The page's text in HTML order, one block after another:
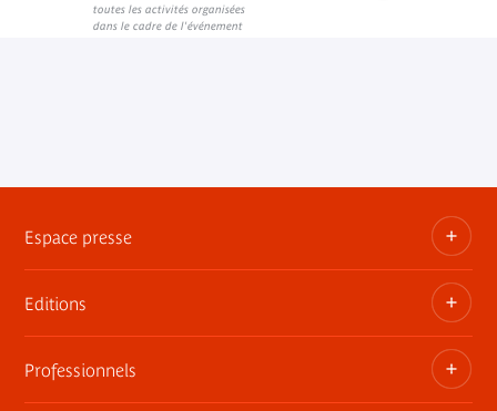
toutes les activités organisées
dans le cadre de l'événement
Espace presse
Dossiers, communiqués, bandes annonces
Contact presse
Editions
Les publications du musée
Professionnels